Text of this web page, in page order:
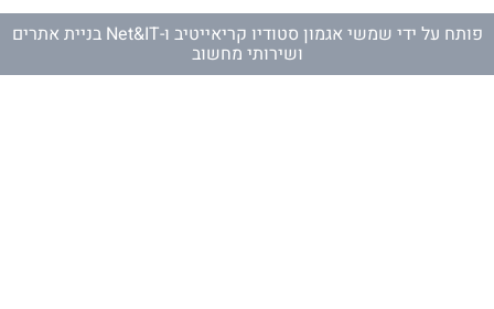
פותח על ידי שמשי אגמון סטודיו קריאייטיב ו- Net&IT בניית אתרים
ושירותי מחשוב